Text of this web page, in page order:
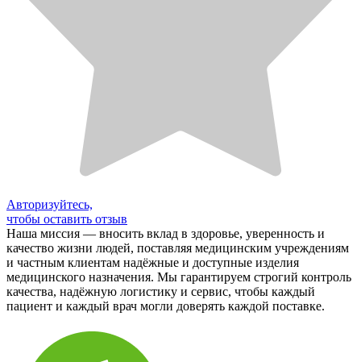
Авторизуйтесь,
чтобы оставить отзыв
Наша миссия — вносить вклад в здоровье, уверенность и
качество жизни людей, поставляя медицинским учреждениям
и частным клиентам надёжные и доступные изделия
медицинского назначения. Мы гарантируем строгий контроль
качества, надёжную логистику и сервис, чтобы каждый
пациент и каждый врач могли доверять каждой поставке.